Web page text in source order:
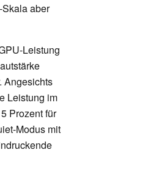
aber
Leistung
Angesichts
Leistung im
Prozent für
Modus mit